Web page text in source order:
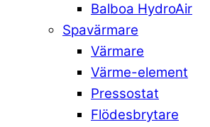
Balboa HydroAir
Spavärmare
Värmare
Värme-element
Pressostat
Flödesbrytare